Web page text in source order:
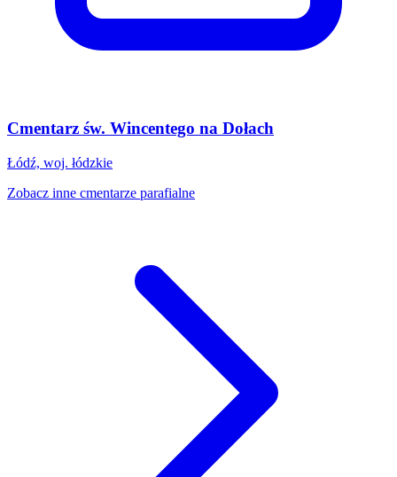
Cmentarz św. Wincentego na Dołach
Łódź, woj. łódzkie
Zobacz inne cmentarze parafialne